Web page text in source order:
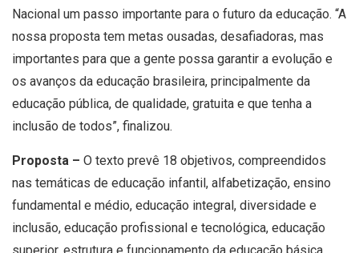
Nacional um passo importante para o futuro da educação. “A
nossa proposta tem metas ousadas, desafiadoras, mas
importantes para que a gente possa garantir a evolução e
os avanços da educação brasileira, principalmente da
educação pública, de qualidade, gratuita e que tenha a
inclusão de todos”, finalizou.
Proposta – O texto prevê 18 objetivos, compreendidos
nas temáticas de educação infantil, alfabetização, ensino
fundamental e médio, educação integral, diversidade e
inclusão, educação profissional e tecnológica, educação